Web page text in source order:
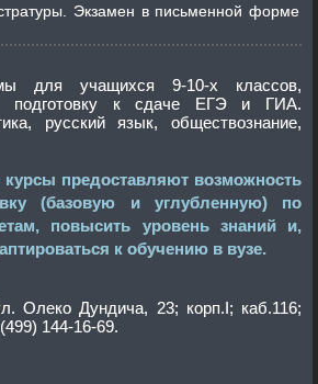
Экзамен в письменной форме
для учащихся 9-10-х классов,
язык, обществознание,
предоставляют возможность
(базовую и углубленную) по
соответственно, адаптироваться к обучению в вузе.
Олеко Дундича, 23; корп.I; каб.116;
144-16-69.